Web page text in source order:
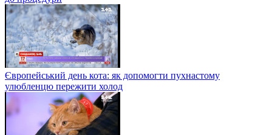
Європейський день кота: як допомогти пухнастому
улюбленцю пережити холод